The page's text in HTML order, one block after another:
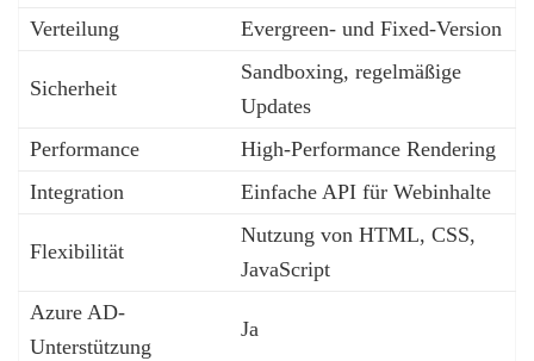
Verteilung
Evergreen- und Fixed-Version
Sicherheit
Sandboxing, regelmäßige
Updates
Performance
High-Performance Rendering
Integration
Einfache API für Webinhalte
Flexibilität
Nutzung von HTML, CSS,
JavaScript
Azure AD-
Unterstützung
Ja